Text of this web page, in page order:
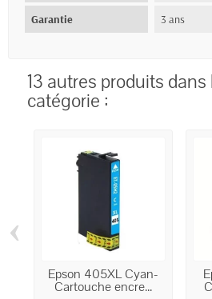
Garantie 3 ans
13 autres produits
catégorie :
Epson 405XL Cyan-
Cartouche encre...
‹